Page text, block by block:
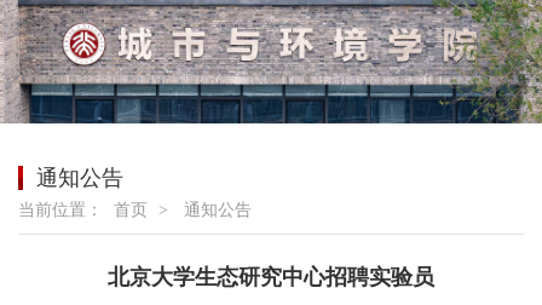
通知公告
当前位置： 首页 > 通知公告
北京大学生态研究中心招聘实验员